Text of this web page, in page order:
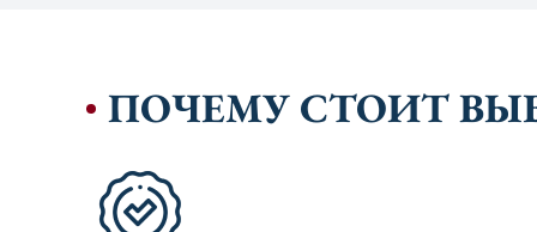
учебными заведениями зарубежных
кандидат философских наук и
подписание соответствующих
ПОЧЕМУ СТОИТ